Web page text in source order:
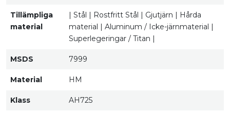
Tillämpliga
material
| Stål | Rostfritt Stål | Gjutjärn | Hårda
material | Aluminum / Icke-järnmaterial |
Superlegeringar / Titan |
MSDS 7999
Material HM
Klass AH725